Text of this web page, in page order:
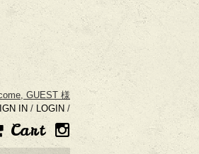
GUEST 様
IN / LOGIN /
Cart